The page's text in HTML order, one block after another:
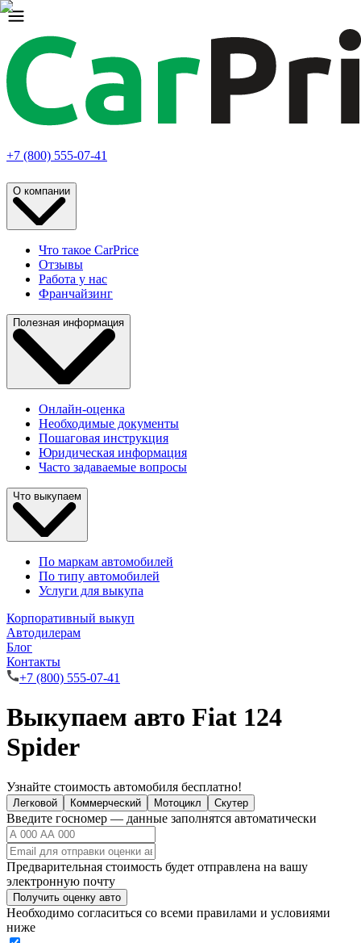
+7 (800) 555-07-41
О компании
Что такое CarPrice
Отзывы
Работа у нас
Франчайзинг
Полезная информация
Онлайн-оценка
Необходимые документы
Пошаговая инструкция
Юридическая информация
Часто задаваемые вопросы
Что выкупаем
По маркам автомобилей
По типу автомобилей
Услуги для выкупа
Корпоративный выкуп
Автодилерам
Блог
Контакты
+7 (800) 555-07-41
Выкупаем авто Fiat 124
Spider
Узнайте стоимость автомобиля бесплатно!
Легковой Коммерческий Мотоцикл Скутер
Введите госномер — данные заполнятся автоматически
Предварительная стоимость будет отправлена на вашу
электронную почту
Получить оценку авто
Необходимо согласиться со всеми правилами и условиями
ниже